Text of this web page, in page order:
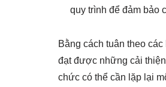
quy trình để đảm bảo
Bằng cách tuân theo
đạt được những cải
chức có thể cần lặp lại